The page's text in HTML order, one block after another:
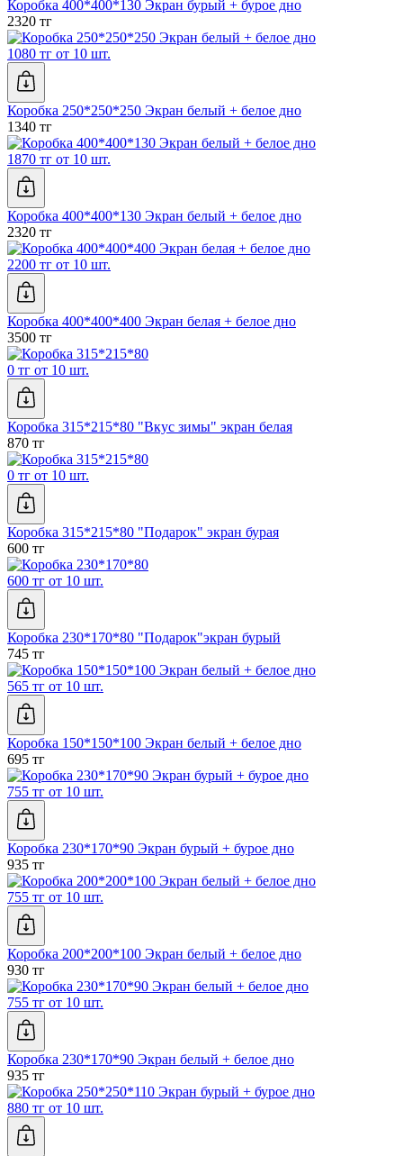
Коробка 400*400*130 Экран бурый + бурое дно
2320 тг
1080 тг от 10 шт.
Коробка 250*250*250 Экран белый + белое дно
1340 тг
1870 тг от 10 шт.
Коробка 400*400*130 Экран белый + белое дно
2320 тг
2200 тг от 10 шт.
Коробка 400*400*400 Экран белая + белое дно
3500 тг
0 тг от 10 шт.
Коробка 315*215*80 "Вкус зимы" экран белая
870 тг
0 тг от 10 шт.
Коробка 315*215*80 "Подарок" экран бурая
600 тг
600 тг от 10 шт.
Коробка 230*170*80 "Подарок"экран бурый
745 тг
565 тг от 10 шт.
Коробка 150*150*100 Экран белый + белое дно
695 тг
755 тг от 10 шт.
Коробка 230*170*90 Экран бурый + бурое дно
935 тг
755 тг от 10 шт.
Коробка 200*200*100 Экран белый + белое дно
930 тг
755 тг от 10 шт.
Коробка 230*170*90 Экран белый + белое дно
935 тг
880 тг от 10 шт.